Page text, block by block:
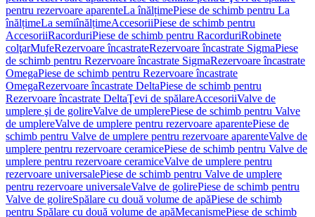
pentru rezervoare aparenteLa înălțimePiese de schimb pentru La
înălțimeLa semiînălțimeAccesoriiPiese de schimb pentru
AccesoriiRacorduriPiese de schimb pentru RacorduriRobinete
colţarMufeRezervoare încastrateRezervoare încastrate SigmaPiese
de schimb pentru Rezervoare încastrate SigmaRezervoare încastrate
OmegaPiese de schimb pentru Rezervoare încastrate
OmegaRezervoare încastrate DeltaPiese de schimb pentru
Rezervoare încastrate DeltaŢevi de spălareAccesoriiValve de
umplere şi de golireValve de umplerePiese de schimb pentru Valve
de umplereValve de umplere pentru rezervoare aparentePiese de
schimb pentru Valve de umplere pentru rezervoare aparenteValve de
umplere pentru rezervoare ceramicePiese de schimb pentru Valve de
umplere pentru rezervoare ceramiceValve de umplere pentru
rezervoare universalePiese de schimb pentru Valve de umplere
pentru rezervoare universaleValve de golirePiese de schimb pentru
Valve de golireSpălare cu două volume de apăPiese de schimb
pentru Spălare cu două volume de apăMecanismePiese de schimb